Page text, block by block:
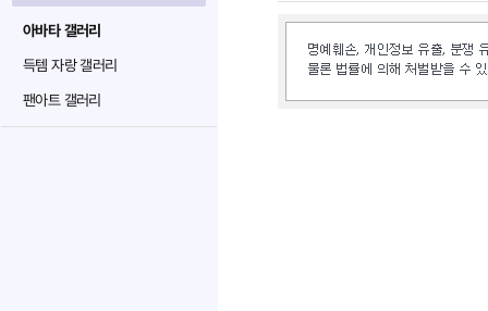
아바타 갤러리
득템 자랑 갤러리
팬아트 갤러리